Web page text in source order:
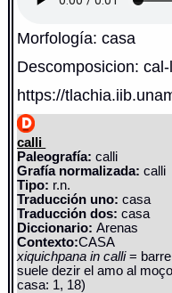
Morfología: casa
Descomposicion: cal-
https://
calli
Paleografía: calli
Grafía normalizada: calli
Tipo: r.n.
Traducción uno: casa
Traducción dos: casa
Diccionario:Arenas
Contexto:CASA
xiquichpana in calli=
suele dezir el amo al
casa: 1, 18)